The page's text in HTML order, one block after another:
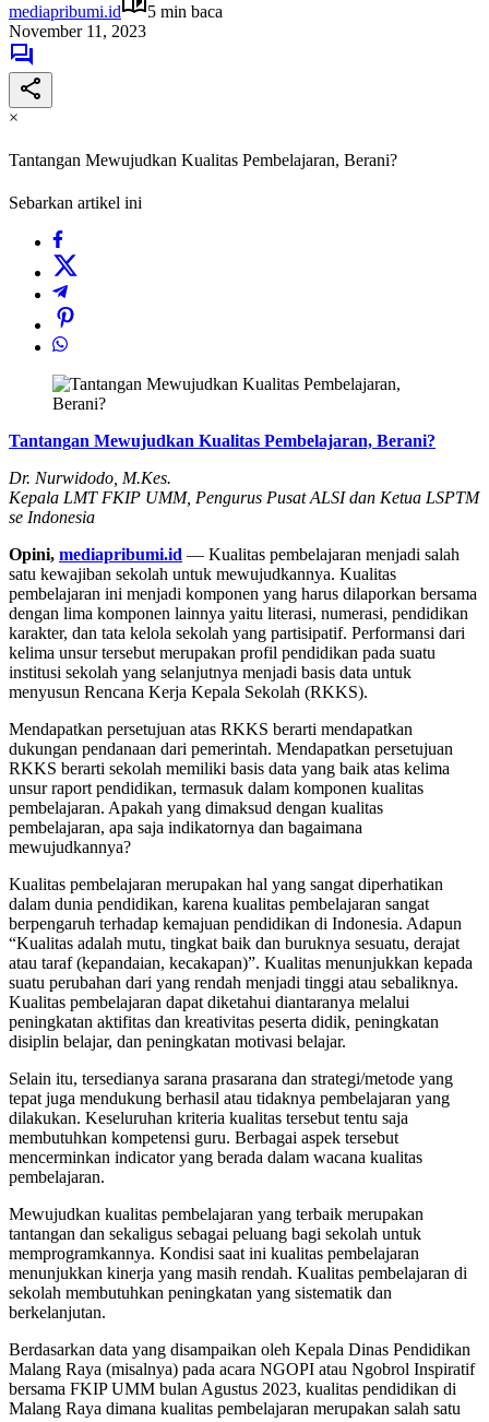
mediapribumi.id
5 min baca
November 11, 2023
×
Tantangan Mewujudkan Kualitas Pembelajaran, Berani?
Sebarkan artikel ini
Tantangan Mewujudkan Kualitas Pembelajaran, Berani?
Dr. Nurwidodo, M.Kes.
Kepala LMT FKIP UMM, Pengurus Pusat ALSI dan Ketua LSPTM
se Indonesia
Opini, mediapribumi.id — Kualitas pembelajaran menjadi salah
satu kewajiban sekolah untuk mewujudkannya. Kualitas
pembelajaran ini menjadi komponen yang harus dilaporkan bersama
dengan lima komponen lainnya yaitu literasi, numerasi, pendidikan
karakter, dan tata kelola sekolah yang partisipatif. Performansi dari
kelima unsur tersebut merupakan profil pendidikan pada suatu
institusi sekolah yang selanjutnya menjadi basis data untuk
menyusun Rencana Kerja Kepala Sekolah (RKKS).
Mendapatkan persetujuan atas RKKS berarti mendapatkan
dukungan pendanaan dari pemerintah. Mendapatkan persetujuan
RKKS berarti sekolah memiliki basis data yang baik atas kelima
unsur raport pendidikan, termasuk dalam komponen kualitas
pembelajaran. Apakah yang dimaksud dengan kualitas
pembelajaran, apa saja indikatornya dan bagaimana
mewujudkannya?
Kualitas pembelajaran merupakan hal yang sangat diperhatikan
dalam dunia pendidikan, karena kualitas pembelajaran sangat
berpengaruh terhadap kemajuan pendidikan di Indonesia. Adapun
“Kualitas adalah mutu, tingkat baik dan buruknya sesuatu, derajat
atau taraf (kepandaian, kecakapan)”. Kualitas menunjukkan kepada
suatu perubahan dari yang rendah menjadi tinggi atau sebaliknya.
Kualitas pembelajaran dapat diketahui diantaranya melalui
peningkatan aktifitas dan kreativitas peserta didik, peningkatan
disiplin belajar, dan peningkatan motivasi belajar.
Selain itu, tersedianya sarana prasarana dan strategi/metode yang
tepat juga mendukung berhasil atau tidaknya pembelajaran yang
dilakukan. Keseluruhan kriteria kualitas tersebut tentu saja
membutuhkan kompetensi guru. Berbagai aspek tersebut
mencerminkan indicator yang berada dalam wacana kualitas
pembelajaran.
Mewujudkan kualitas pembelajaran yang terbaik merupakan
tantangan dan sekaligus sebagai peluang bagi sekolah untuk
memprogramkannya. Kondisi saat ini kualitas pembelajaran
menunjukkan kinerja yang masih rendah. Kualitas pembelajaran di
sekolah membutuhkan peningkatan yang sistematik dan
berkelanjutan.
Berdasarkan data yang disampaikan oleh Kepala Dinas Pendidikan
Malang Raya (misalnya) pada acara NGOPI atau Ngobrol Inspiratif
bersama FKIP UMM bulan Agustus 2023, kualitas pendidikan di
Malang Raya dimana kualitas pembelajaran merupakan salah satu